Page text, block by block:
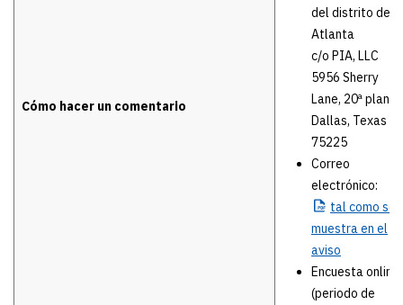
Cómo hacer un comentario
del distrito de
Atlanta
c/o PIA, LLC
5956 Sherry
Lane, 20ª planta
Dallas, Texas
75225
Correo
electrónico:
tal como se
muestra en el
aviso
Encuesta online
(periodo de